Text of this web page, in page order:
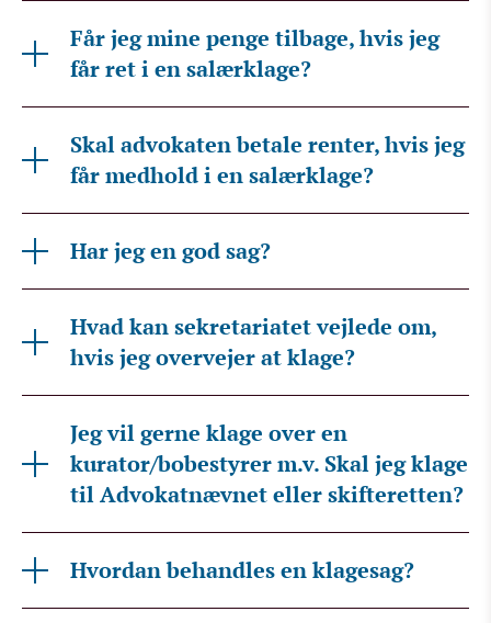
Får jeg mine penge tilbage, hvis jeg
får ret i en salærklage?
Skal advokaten betale renter, hvis jeg
får medhold i en salærklage?
Har jeg en god sag?
Hvad kan sekretariatet vejlede om,
hvis jeg overvejer at klage?
Jeg vil gerne klage over en
kurator/bobestyrer m.v. Skal jeg klage
til Advokatnævnet eller skifteretten?
Hvordan behandles en klagesag?